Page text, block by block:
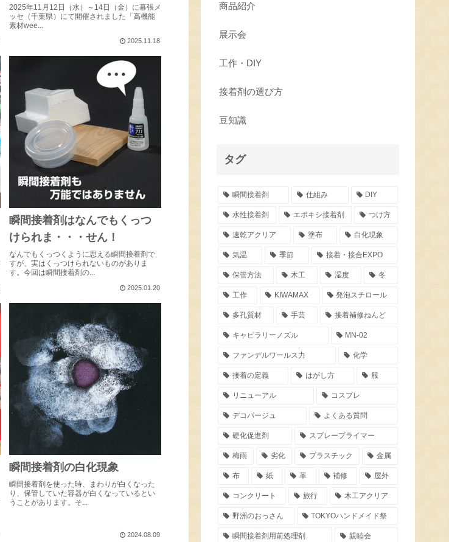
2025年11月12日（水）～14日（金）に幕張メ
ッセ（千葉県）にて開催されました「高機能
素材wee...
2025.11.18
瞬間接着剤はなんでもくっつ
けられま・・・せん！
なんでもくっつくように思える瞬間接着剤で
すが、実はくっつけられないものがありま
す。今回は瞬間接着剤の...
2025.01.20
瞬間接着剤の白化現象
瞬間接着剤を使った時、まわりが白くなった
り、保管していた容器が白くなっているとい
うことがあります。そ...
2024.08.09
商品紹介
展示会
工作・DIY
接着剤の選び方
豆知識
タグ
瞬間接着剤 仕組み DIY
水性接着剤 エポキシ接着剤 つけ方
速乾アクリア 塗布 白化現象
気温 季節 接着・接合EXPO
保管方法 木工 湿度 冬
工作 KIWAMAX 発泡スチロール
多孔質材 手芸 接着補修ねんど
キャピラリーノズル MN-02
ファンデルワールス力 化学
接着の定義 はがし方 服
リニューアル コスプレ
デコパージュ よくある質問
硬化促進剤 スプレープライマー
梅雨 劣化 プラスチック 金属
布 紙 革 補修 屋外
コンクリート 旅行 木工アクリア
野洲のおっさん TOKYOハンドメイド祭
瞬間接着剤用前処理剤 親睦会